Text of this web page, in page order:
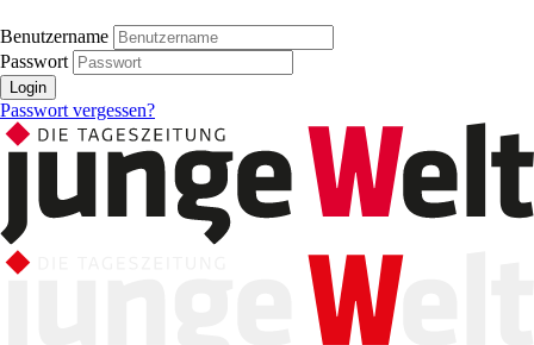
Benutzername
Passwort
Login
Passwort vergessen?